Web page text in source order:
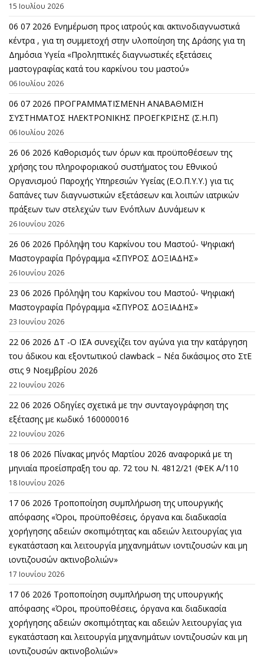
15 Ιουλίου 2026
06 07 2026 Eνημέρωση προς ιατρούς και ακτινοδιαγνωστικά
κέντρα , για τη συμμετοχή στην υλοποίηση της Δράσης για τη
Δημόσια Υγεία «Προληπτικές διαγνωστικές εξετάσεις
μαστογραφίας κατά του καρκίνου του μαστού»
06 Ιουλίου 2026
06 07 2026 ΠΡΟΓΡΑΜΜΑΤΙΣΜΕΝΗ ΑΝΑΒΑΘΜΙΣΗ
ΣΥΣΤΗΜΑΤΟΣ ΗΛΕΚΤΡΟΝΙΚΗΣ ΠΡΟΕΓΚΡΙΣΗΣ (Σ.Η.Π)
06 Ιουλίου 2026
26 06 2026 Καθορισμός των όρων και προϋποθέσεων της
χρήσης του πληροφοριακού συστήματος του Εθνικού
Οργανισμού Παροχής Υπηρεσιών Υγείας (Ε.Ο.Π.Υ.Υ.) για τις
δαπάνες των διαγνωστικών εξετάσεων και λοιπών ιατρικών
πράξεων των στελεχών των Ενόπλων Δυνάμεων κ
26 Ιουνίου 2026
26 06 2026 Πρόληψη του Καρκίνου του Μαστού- Ψηφιακή
Μαστογραφία Πρόγραμμα «ΣΠΥΡΟΣ ΔΟΞΙΑΔΗΣ»
26 Ιουνίου 2026
23 06 2026 Πρόληψη του Καρκίνου του Μαστού- Ψηφιακή
Μαστογραφία Πρόγραμμα «ΣΠΥΡΟΣ ΔΟΞΙΑΔΗΣ»
23 Ιουνίου 2026
22 06 2026 ΔΤ -Ο ΙΣΑ συνεχίζει τον αγώνα για την κατάργηση
του άδικου και εξοντωτικού clawback – Νέα δικάσιμος στο ΣτΕ
στις 9 Νοεμβρίου 2026
22 Ιουνίου 2026
22 06 2026 Οδηγίες σχετικά με την συνταγογράφηση της
εξέτασης με κωδικό 160000016
22 Ιουνίου 2026
18 06 2026 Πίνακας μηνός Μαρτίου 2026 αναφορικά με τη
μηνιαία προείσπραξη του αρ. 72 του Ν. 4812/21 (ΦΕΚ Α΄/110
18 Ιουνίου 2026
17 06 2026 Τροποποίηση συμπλήρωση της υπουργικής
απόφασης «Όροι, προϋποθέσεις, όργανα και διαδικασία
χορήγησης αδειών σκοπιμότητας και αδειών λειτουργίας για
εγκατάσταση και λειτουργία μηχανημάτων ιοντιζουσών και μη
ιοντιζουσών ακτινοβολιών»
17 Ιουνίου 2026
17 06 2026 Τροποποίηση συμπλήρωση της υπουργικής
απόφασης «Όροι, προϋποθέσεις, όργανα και διαδικασία
χορήγησης αδειών σκοπιμότητας και αδειών λειτουργίας για
εγκατάσταση και λειτουργία μηχανημάτων ιοντιζουσών και μη
ιοντιζουσών ακτινοβολιών»